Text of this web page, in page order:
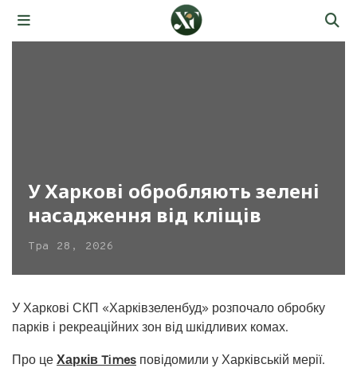
У Харкові обробляють зелені
насадження від кліщів
Тра 28, 2026
У Харкові СКП «Харківзеленбуд» розпочало обробку
парків і рекреаційних зон від шкідливих комах.
Про це Харків Times повідомили у Харківській мерії.